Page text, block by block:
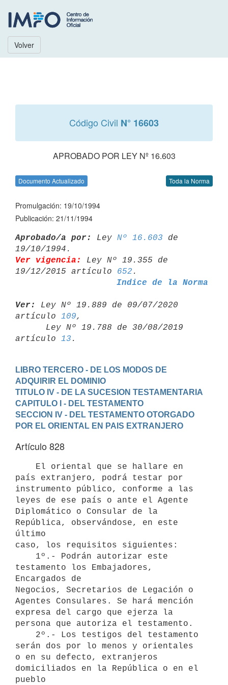
Volver
Código Civil N° 16603
APROBADO POR LEY Nº 16.603
Documento Actualizado Toda la Norma
Promulgación: 19/10/1994
Publicación: 21/11/1994
Aprobado/a por: Ley Nº 16.603 de
Ver vigencia:
Ley Nº 19.355 de
19/12/2015 artículo 652
Indice de la Norma
Ver:
Ley Nº 19.889 de 09/07/2020
artículo 109,
artículo 13
LIBRO TERCERO - DE LOS MODOS DE
ADQUIRIR EL DOMINIO
TITULO IV - DE LA SUCESION TESTAMENTARIA
CAPITULO I - DEL TESTAMENTO
SECCION IV - DEL TESTAMENTO OTORGADO
POR EL ORIENTAL EN PAIS EXTRANJERO
Artículo 828
país extranjero, podrá testar por
instrumento público, conforme a las
leyes de ese país o ante el Agente
Diplomático o Consular de la
República, observándose, en este
último
caso, los requisitos siguientes:
testamento los Embajadores,
Encargados de
Negocios, Secretarios de Legación o
Agentes Consulares. Se hará mención
expresa del cargo que ejerza la
persona que autoriza el testamento.
serán dos por lo menos y orientales
o en su defecto, extranjeros
domiciliados en la República o en el
pueblo